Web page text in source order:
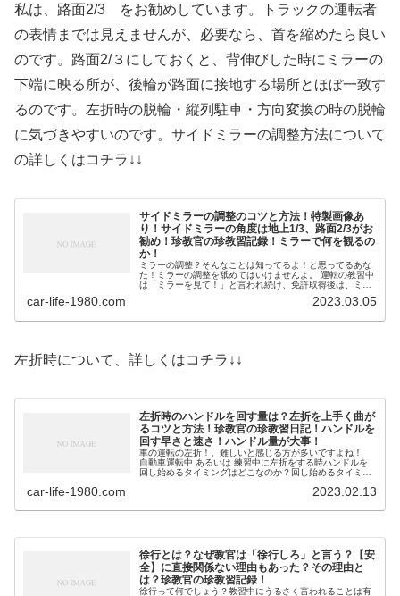
私は、路面2/3 をお勧めしています。トラックの運転者
の表情までは見えませんが、必要なら、首を縮めたら良い
のです。路面2/３にしておくと、背伸びした時にミラーの
下端に映る所が、後輪が路面に接地する場所とほぼ一致す
るのです。左折時の脱輪・縦列駐車・方向変換の時の脱輪
に気づきやすいのです。サイドミラーの調整方法について
の詳しくはコチラ↓↓
サイドミラーの調整のコツと方法！特製画像あ
り！サイドミラーの角度は地上1/3、路面2/3がお
勧め！珍教官の珍教習記録！ミラーで何を観るの
か！
ミラーの調整？そんなことは知ってるよ！と思ってるあな
た！ミラーの調整を舐めてはいけませんよ。 運転の教習中
は「ミラーを見て！」と言われ続け、免許取得後は、ミラ
car-life-1980.com 2023.03.05
左折時について、詳しくはコチラ↓↓
左折時のハンドルを回す量は？左折を上手く曲が
るコツと方法！珍教官の珍教習日記！ハンドルを
回す早さと速さ！ハンドル量が大事！
車の運転の左折！。難しいと感じる方が多いですよね！
自動車運転中 あるいは 練習中に左折をする時ハンドルを
回し始めるタイミングはどこなのか？回し始めるタイミン
car-life-1980.com 2023.02.13
徐行とは？なぜ教官は「徐行しろ」と言う？【安
全】に直接関係ない理由もあった？その理由と
は？珍教官の珍教習記録！
徐行って何でしょう？教習中にうるさく言われることは有